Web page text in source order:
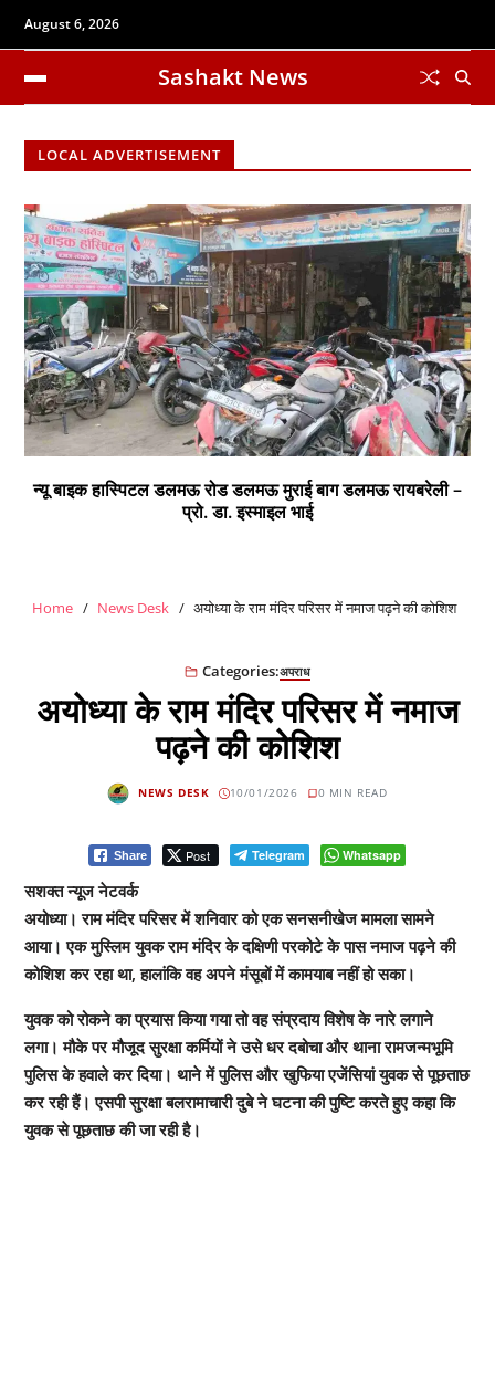
August 6, 2026
Sashakt News
LOCAL ADVERTISEMENT
न्यू बाइक हास्पिटल डलमऊ रोड डलमऊ मुराई बाग डलमऊ रायबरेली –
प्रो. डा. इस्माइल भाई
Home News Desk अयोध्या के राम मंदिर परिसर में नमाज पढ़ने की कोशिश
Categories:अपराध
अयोध्या के राम मंदिर परिसर में नमाज
पढ़ने की कोशिश
NEWS DESK 10/01/2026 0 MIN READ
Share Post Telegram Whatsapp
सशक्त न्यूज नेटवर्क
अयोध्या। राम मंदिर परिसर में शनिवार को एक सनसनीखेज मामला सामने
आया। एक मुस्लिम युवक राम मंदिर के दक्षिणी परकोटे के पास नमाज पढ़ने की
कोशिश कर रहा था, हालांकि वह अपने मंसूबों में कामयाब नहीं हो सका।
युवक को रोकने का प्रयास किया गया तो वह संप्रदाय विशेष के नारे लगाने
लगा। मौके पर मौजूद सुरक्षा कर्मियों ने उसे धर दबोचा और थाना रामजन्मभूमि
पुलिस के हवाले कर दिया। थाने में पुलिस और खुफिया एजेंसियां युवक से पूछताछ
कर रही हैं। एसपी सुरक्षा बलरामाचारी दुबे ने घटना की पुष्टि करते हुए कहा कि
युवक से पूछताछ की जा रही है।